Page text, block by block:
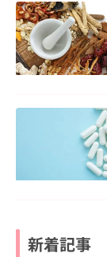
新着記事